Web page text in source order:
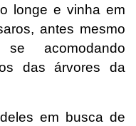
longe e vinha em
antes mesmo
acomodando
das árvores da
em busca de